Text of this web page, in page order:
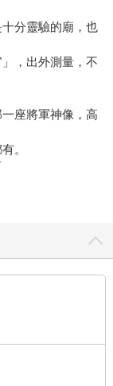
分靈驗的廟，也
，出外測量，不
座將軍神像，高
。
時候，上一柱
睡。
管，照樣唸我的
受干擾。」